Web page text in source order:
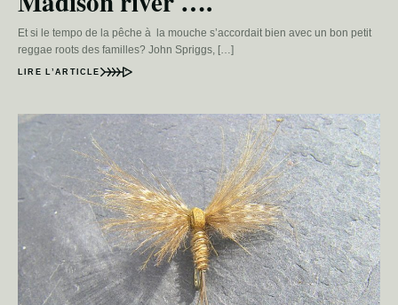
Et si le tempo de la pêche à la mouche s’accordait bien avec un bon petit
reggae roots des familles? John Spriggs, […]
LIRE L’ARTICLE